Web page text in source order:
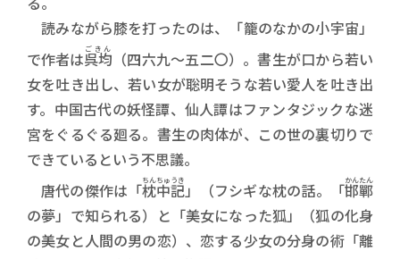
読みながら膝を打ったのは、「籠のなかの小宇宙」
で作者は呉均
ごきん
（四六九〜五二〇）。書生が口から若い
女を吐き出し、若い女が聡明そうな若い愛人を吐き出
す。中国古代の妖怪譚、仙人譚はファンタジックな迷
宮をぐるぐる廻る。書生の肉体が、この世の裏切りで
できているという不思議。
唐代の傑作は「枕中記
ちんちゅうき」（フシギな枕の話。「邯鄲
かんたん
の夢」で知られる）と「美女になった狐」（狐の化身
の美女と人間の男の恋）、恋する少女の分身の術「離